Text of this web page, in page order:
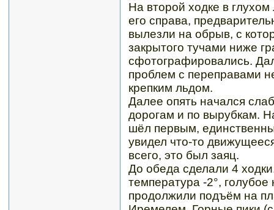
На второй ходке в
его справа,
вылезли на обрыв, с
закрытого тучами ниже
сфотографировались.
проблем с переправами
крепким льдом.
Далее опять начался
дорогам и по вырубкам.
шёл первым,
увидел что-то
всего, это был заяц.
До обеда сделали 4
температура -2°,
продолжили подъём на